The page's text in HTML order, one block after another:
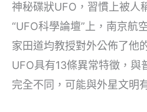
神秘碟狀UFO，習慣上被人
“UFO科學論壇”上，南京航
家田道均教授對外公佈了他
UFO具有13條異常特徵，與
完全不同，可能與外星文明